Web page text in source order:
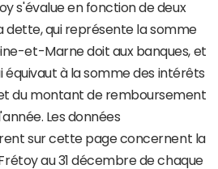
s'évalue en fonction de deux
dette, qui représente la somme
et-Marne doit aux banques, et
équivaut à la somme des intérêts
du montant de remboursement
Les données
sur cette page concernent la
au 31 décembre de chaque